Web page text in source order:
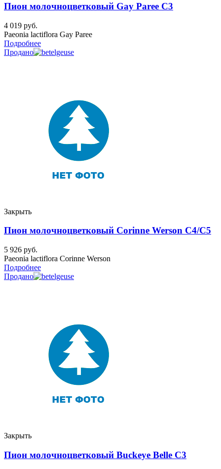
Пион молочноцветковый Gay Paree C3
4 019 руб.
Paeonia lactiflora Gay Paree
Подробнее
Продано
Закрыть
Пион молочноцветковый Corinne Werson C4/C5
5 926 руб.
Paeonia lactiflora Corinne Werson
Подробнее
Продано
Закрыть
Пион молочноцветковый Buckeye Belle C3